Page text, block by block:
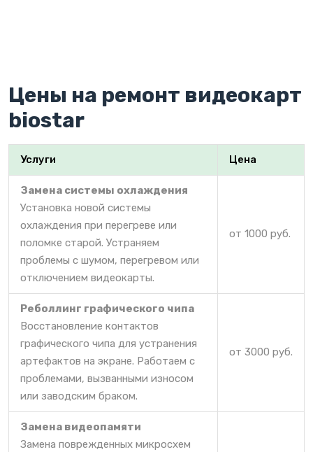
Цены на ремонт видеокарт
biostar
Услуги Цена
Замена системы охлаждения
Установка новой системы
охлаждения при перегреве или
поломке старой. Устраняем
проблемы с шумом, перегревом или
отключением видеокарты.
от 1000 руб.
Реболлинг графического чипа
Восстановление контактов
графического чипа для устранения
артефактов на экране. Работаем с
проблемами, вызванными износом
или заводским браком.
от 3000 руб.
Замена видеопамяти
Замена поврежденных микросхем